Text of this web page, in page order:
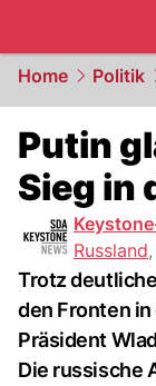
Home Politik
Putin
Sieg in
Russland,
Trotz
den Fronten
Präsident
Die russische